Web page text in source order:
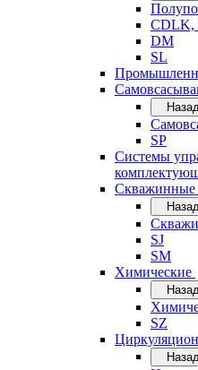
CDLK,
DM
SL
SP
Системы
Скважинные
SJ
SM
Химические
SZ